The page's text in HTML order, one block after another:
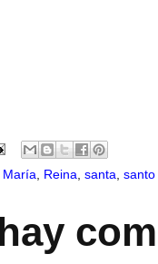
María, Reina, santa, santo